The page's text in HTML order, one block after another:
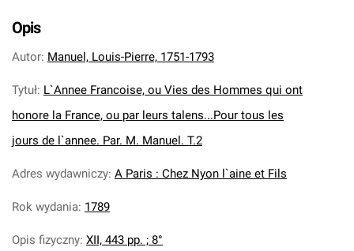
Opis
Autor: Manuel, Louis-Pierre, 1751-1793
Tytuł: L`Annee Francoise, ou Vies des Hommes qui ont
honore la France, ou par leurs talens...Pour tous les
jours de l`annee. Par. M. Manuel. T.2
Adres wydawniczy: A Paris : Chez Nyon l`aine et Fils
Rok wydania: 1789
Opis fizyczny: XII, 443 pp. ; 8°